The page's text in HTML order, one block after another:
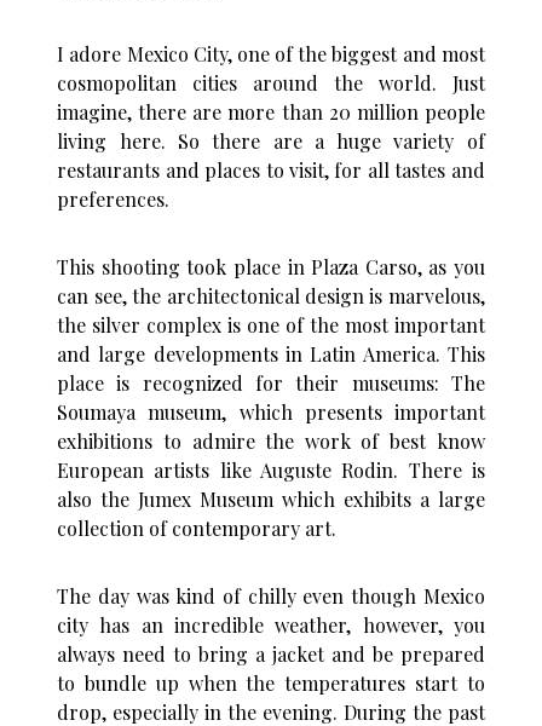
I adore Mexico City, one of the biggest and most
cosmopolitan cities around the world. Just
imagine, there are more than 20 million people
living here. So there are a huge variety of
restaurants and places to visit, for all tastes and
preferences.
This shooting took place in Plaza Carso, as you
can see, the architectonical design is marvelous,
the silver complex is one of the most important
and large developments in Latin America. This
place is recognized for their museums: The
Soumaya museum, which presents important
exhibitions to admire the work of best know
European artists like Auguste Rodin. There is
also the Jumex Museum which exhibits a large
collection of contemporary art.
The day was kind of chilly even though Mexico
city has an incredible weather, however, you
always need to bring a jacket and be prepared
to bundle up when the temperatures start to
drop, especially in the evening. During the past